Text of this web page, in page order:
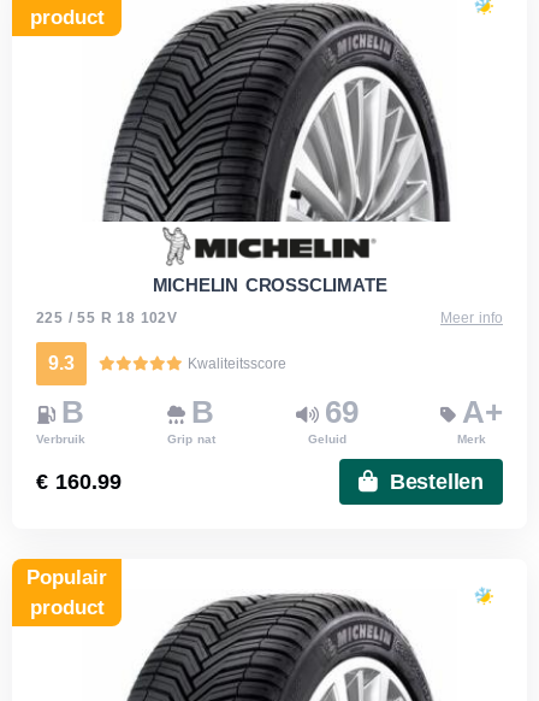
product
MICHELIN CROSSCLIMATE
225 / 55 R 18 102V Meer info
9.3 Kwaliteitsscore
B
Verbruik
B
Grip nat
69
Geluid
A+
Merk
€ 160.99 Bestellen
Populair
product